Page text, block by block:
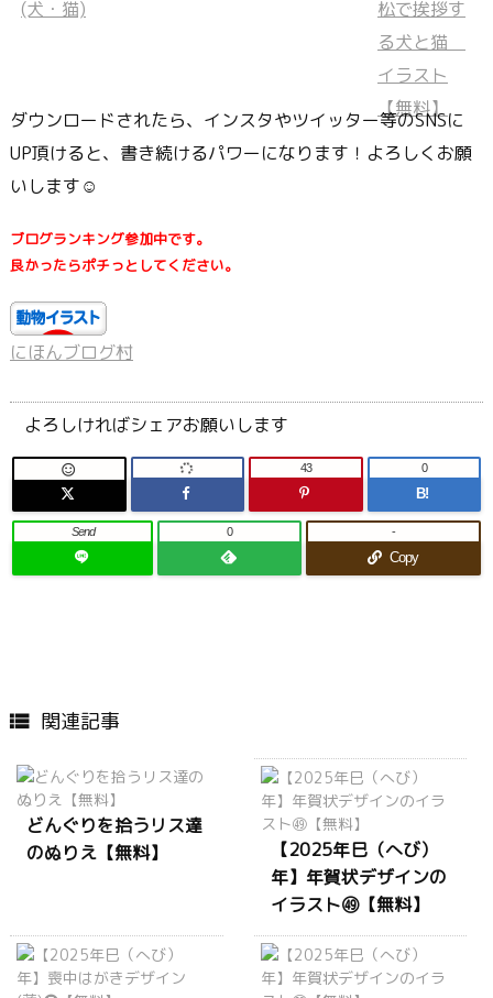
ダウンロードされたら、インスタやツイッター等のSNSに
UP頂けると、書き続けるパワーになります！よろしくお願
いします☺
ブログランキング参加中です。
良かったらポチっとしてください。
にほんブログ村
よろしければシェアお願いします
 43
B!
0
Send 0
Copy
-
 関連記事
どんぐりを拾うリス達
のぬりえ【無料】
【2025年巳（へび）
年】年賀状デザインの
イラスト㊾【無料】